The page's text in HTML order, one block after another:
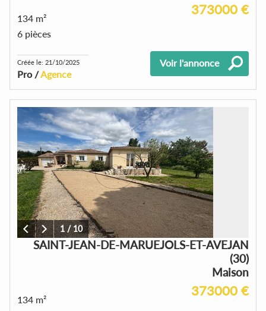
373000 €
134 m²
6 pièces
Créée le: 21/10/2025
Pro /Agence
Voir l'annonce
1/10
SAINT-JEAN-DE-MARUEJOLS-ET-AVEJAN
(30)
Maison
373000 €
134 m²